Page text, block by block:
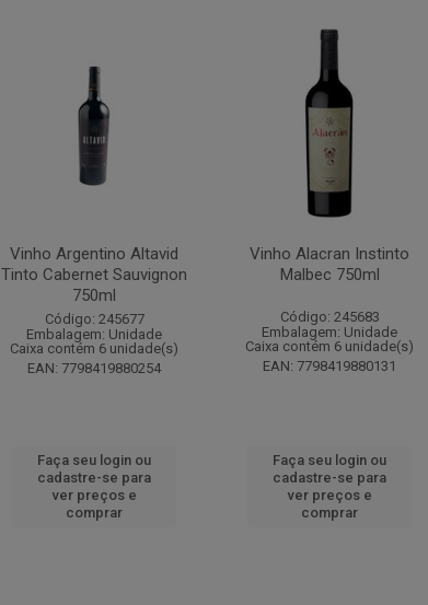
Vinho Argentino Altavid
Tinto Cabernet Sauvignon
750ml
Código: 245677
Embalagem: Unidade
Caixa contém 6 unidade(s)
EAN: 7798419880254
Faça seu login ou
cadastre-se para
ver preços e
comprar
Vinho Alacran Instinto
Malbec 750ml
Código: 245683
Embalagem: Unidade
Caixa contém 6 unidade(s)
EAN: 7798419880131
Faça seu login ou
cadastre-se para
ver preços e
comprar